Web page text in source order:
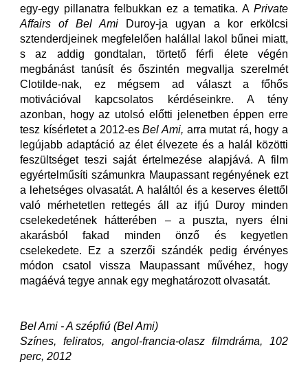
egy-egy pillanatra felbukkan ez a tematika. A Private
Affairs of Bel Ami
Duroy-ja ugyan a kor erkölcsi
sztenderdjeinek megfelelően halállal lakol bűnei miatt,
s az addig gondtalan, törtető férfi élete végén
megbánást tanúsít és őszintén megvallja szerelmét
Clotilde-nak, ez mégsem ad választ a főhős
motivációval kapcsolatos kérdéseinkre. A tény
azonban, hogy az utolsó előtti jelenetben éppen erre
tesz kísérletet a 2012-esBel Ami, arra mutat rá, hogy a
legújabb adaptáció az élet élvezete és a halál közötti
feszültséget teszi saját értelmezése alapjává. A film
egyértelműsíti számunkra Maupassant regényének ezt
a lehetséges olvasatát. A haláltól és a keserves élettől
való mérhetetlen rettegés áll az ifjú Duroy minden
cselekedetének hátterében – a puszta, nyers élni
akarásból fakad minden önző és kegyetlen
cselekedete. Ez a szerzői szándék pedig érvényes
módon csatol vissza Maupassant művéhez, hogy
magáévá tegye annak egy meghatározott olvasatát.
Bel Ami - A szépfiú (Bel Ami)
Színes, feliratos, angol-francia-olasz filmdráma, 102
perc, 2012